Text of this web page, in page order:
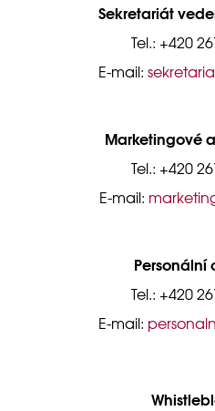
Sekretariát
Tel.: +420
E-mail:
Marketingové
Tel.: +420
E-mail:
Tel.: +420
E-mail: